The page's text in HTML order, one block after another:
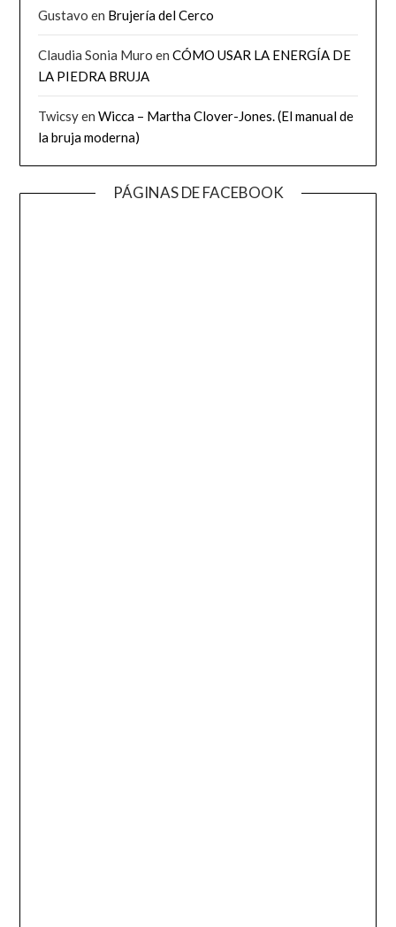
Gustavo en Brujería del Cerco
Claudia Sonia Muro enCÓMO USAR LA ENERGÍA DE
LA PIEDRA BRUJA
TwicsyenWicca – Martha Clover-Jones. (El manual de
la bruja moderna)
PÁGINAS DE FACEBOOK